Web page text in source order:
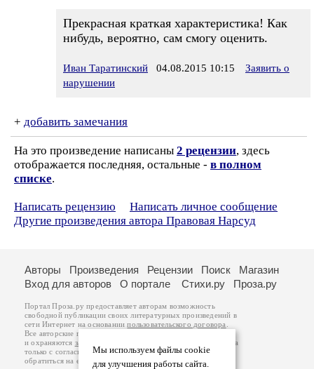
Прекрасная краткая характеристика! Как
нибудь, вероятно, сам смогу оценить.
Иван Таратинский 04.08.2015 10:15
Заявить о
нарушении
+ добавить замечания
На это произведение написаны 2 рецензии, здесь
отображается последняя, остальные - в полном
списке.
Написать рецензию
Написать личное сообщение
Другие произведения автора Правовая Нарсуд
Мы используем файлы cookie
для улучшения работы сайта.
Авторы Произведения Рецензии Поиск
Магазин
Вход для авторов
О портале Стихи.ру Проза.ру
Портал Проза.ру предоставляет авторам возможность
свободной публикации своих литературных произведений в
сети Интернет на основаниипользовательского договора
Все авторские права на произведения принадлежат авторам
и охраняются законом
. Перепечатка произведений возможна
только с согласия его автора, к которому вы можете
обратиться на его авторской странице. Ответственность за